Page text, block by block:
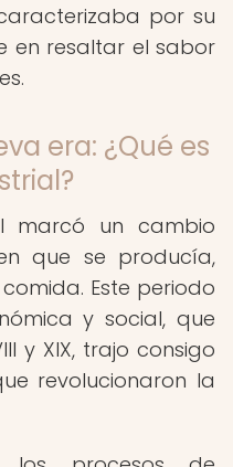
por su
en resaltar el sabor
era: ¿Qué es
marcó un cambio
que se producía,
Este periodo
y social, que
y XIX, trajo consigo
revolucionaron la